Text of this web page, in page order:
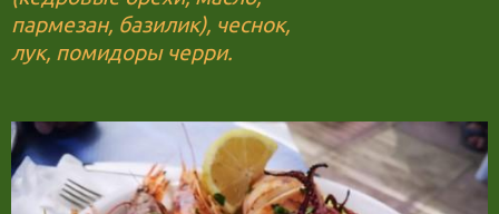
пармезан, базилик), чеснок,
лук, помидоры черри.